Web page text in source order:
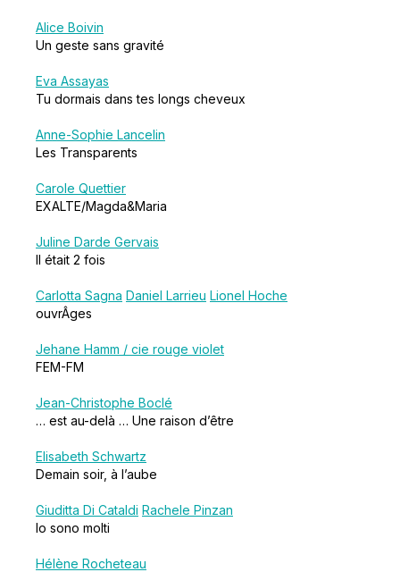
Alice Boivin
Un geste sans gravité
Eva Assayas
Tu dormais dans tes longs cheveux
Anne-Sophie Lancelin
Les Transparents
Carole Quettier
EXALTE/Magda&Maria
Juline Darde Gervais
Il était 2 fois
Carlotta Sagna Daniel Larrieu Lionel Hoche
ouvrÂges
Jehane Hamm / cie rouge violet
FEM-FM
Jean-Christophe Boclé
… est au-delà … Une raison d’être
Elisabeth Schwartz
Demain soir, à l’aube
Giuditta Di Cataldi Rachele Pinzan
Io sono molti
Hélène Rocheteau